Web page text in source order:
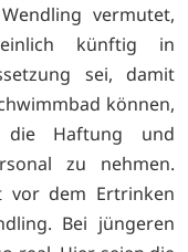
vermutet,
künftig in
sei, damit
können,
Haftung und
zu nehmen.
vor dem Ertrinken
Bei jüngeren